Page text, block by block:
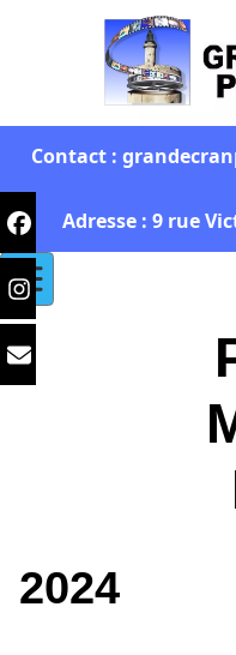
Contact :
Adresse : 9 rue
2024